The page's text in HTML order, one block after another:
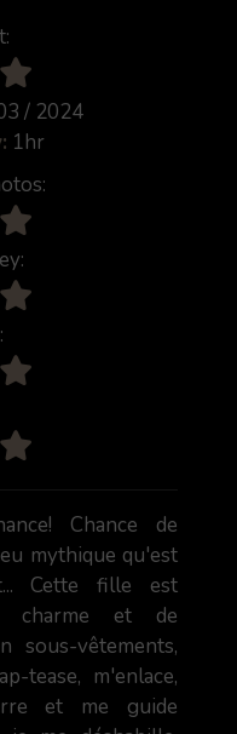
/ 2024
1hr
Chance de
mythique qu'est
Cette fille est
charme et de
sous-vêtements,
tease, m'enlace,
et me guide